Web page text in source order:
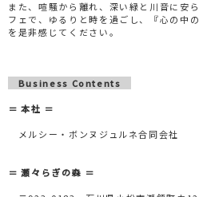
また、喧騒から離れ、深い緑と川音に安
フェで、ゆるりと時を過ごし、『心の中
を是非感じてください。
Business Contents
＝ 本社 ＝
メルシー・ボンヌジュルネ合同会社
＝ 瀬々らぎの森 ＝